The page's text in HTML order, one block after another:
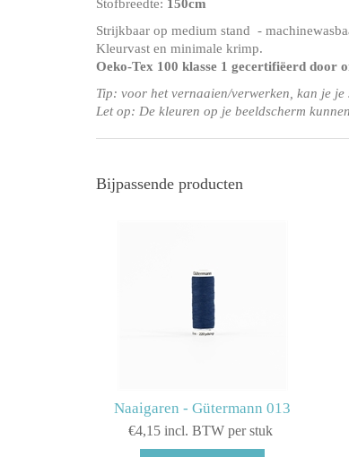
Stofbreedte: 150cm
Strijkbaar op medium stand -
Kleurvast en minimale krimp.
Oeko-Tex 100 klasse 1 gecertifiëerd door
Tip: voor het vernaaien/verwerken, kan je je
Let op: De kleuren op je beeldscherm
Bijpassende producten
Naaigaren - Gütermann 013
€4,15 incl. BTW per stuk